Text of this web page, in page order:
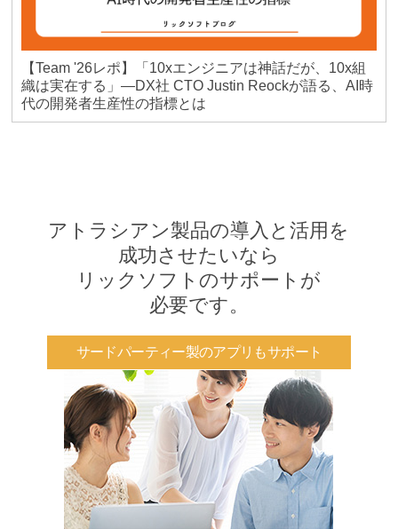
【Team '26レポ】「10xエンジニアは神話だが、10x組
織は実在する」―DX社 CTO Justin Reockが語る、AI時
代の開発者生産性の指標とは
アトラシアン製品の導入と活用を
成功させたいなら
リックソフトのサポートが
必要です。
サードパーティー製のアプリもサポート